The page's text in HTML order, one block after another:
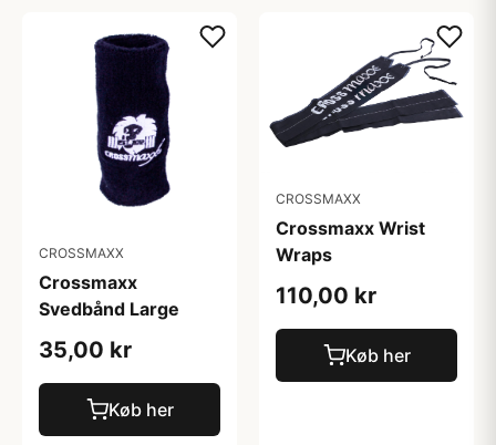
CROSSMAXX
Crossmaxx
Svedbånd Large
35,00 kr
Køb her
CROSSMAXX
Crossmaxx Wrist
Wraps
110,00 kr
Køb her